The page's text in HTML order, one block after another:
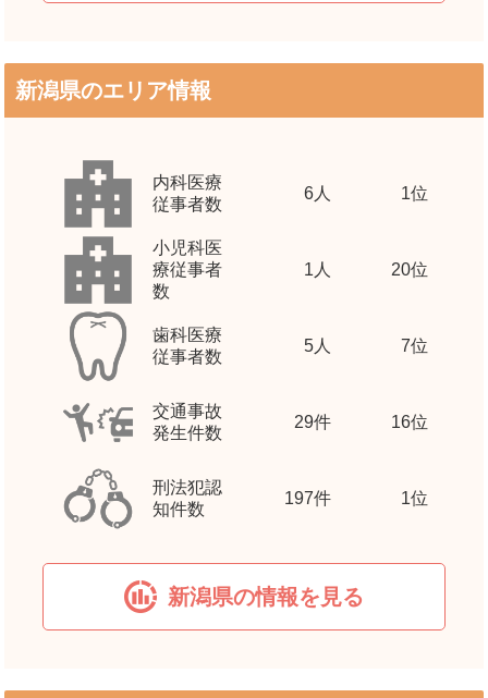
新潟県のエリア情報
内科医療
従事者数
6人 1位
小児科医
療従事者
数
1 人 20位
歯科医療
従事者数
5人 7位
交通事故
発生件数
29件 16位
刑法犯認
知件数
197件 1位
新潟県の情報を見る